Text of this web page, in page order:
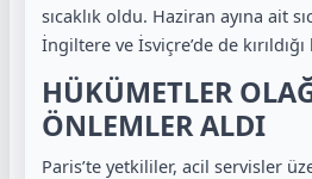
sıcaklık oldu. Haziran ayına ait
İngiltere ve İsviçre’de de
HÜKÜMETLER
ÖNLEMLER ALDI
Paris’te yetkililer, acil servisler